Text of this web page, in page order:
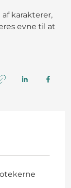
karakterer,
evne til at